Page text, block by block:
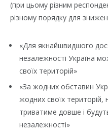
(при цьому різним
різному порядку для
«Для якнайшвидшого
незалежності Україна
своїх територій»
«За жодних обставин
жодних своїх територій,
триватиме довше і
незалежності»